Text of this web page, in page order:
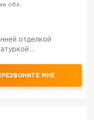
обл.
отделкой
МНЕ